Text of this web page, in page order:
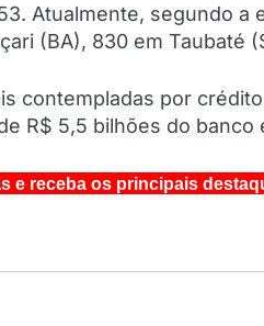
Atualmente, segundo a
(BA), 830 em Taubaté
contempladas por
R$ 5,5 bilhões do banco
e receba os principais